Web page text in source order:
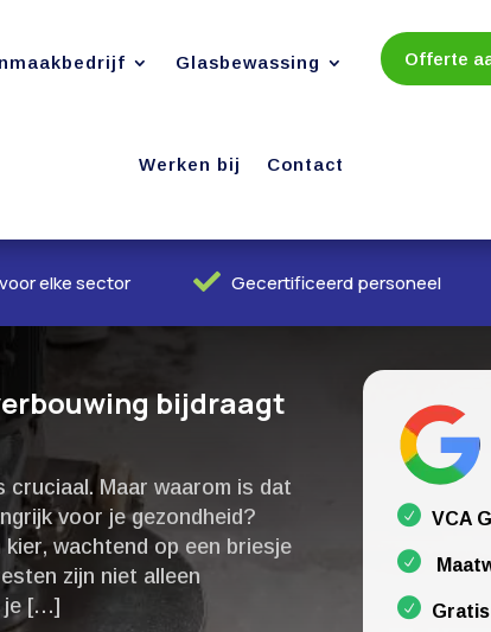
Glasbewassing
Werken bij Contact
Offerte
elke sector  Gecertificeerd personeel
bijdraagt
cruciaal.​ Maar waarom is dat
voor je gezondheid?
wachtend op een briesje
zijn niet alleen
je […]
VCA